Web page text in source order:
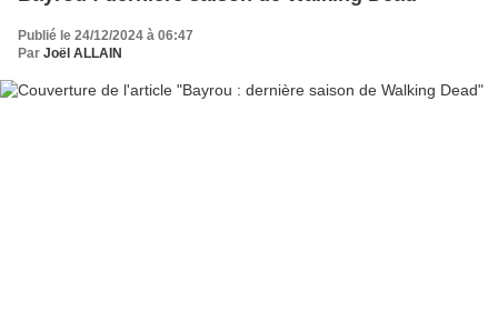
Publié le 24/12/2024 à 06:47
Par Joël ALLAIN